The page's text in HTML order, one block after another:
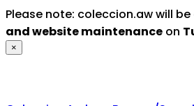
Please note: coleccion.aw will be
and website maintenance on
×